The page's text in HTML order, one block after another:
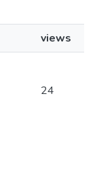
views
24